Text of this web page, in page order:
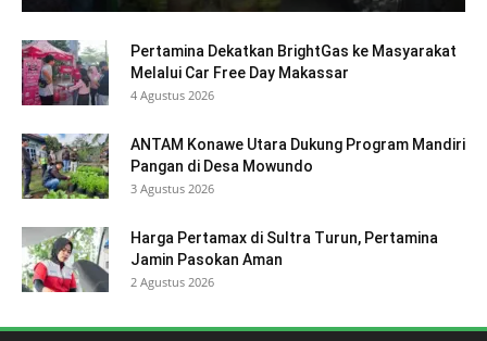
Pertamina Dekatkan BrightGas ke Masyarakat
Melalui Car Free Day Makassar
4 Agustus 2026
ANTAM Konawe Utara Dukung Program Mandiri
Pangan di Desa Mowundo
3 Agustus 2026
Harga Pertamax di Sultra Turun, Pertamina
Jamin Pasokan Aman
2 Agustus 2026